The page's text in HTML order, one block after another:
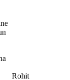
Rohit